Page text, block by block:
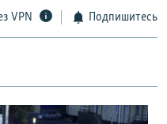
VPN Подпишитесь